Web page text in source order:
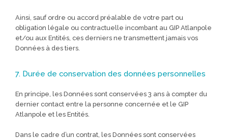
Ainsi, sauf ordre ou accord préalable de votre part ou
obligation légale ou contractuelle incombant au GIP Atlanpole
et/ou aux Entités, ces derniers ne transmettent jamais vos
Données à des tiers.
7. Durée de conservation des données personnelles
En principe, les Données sont conservées 3 ans à compter du
dernier contact entre la personne concernée et le GIP
Atlanpole et les Entités.
Dans le cadre d’un contrat, les Données sont conservées